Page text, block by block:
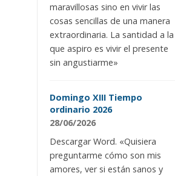
maravillosas sino en vivir las
cosas sencillas de una manera
extraordinaria. La santidad a la
que aspiro es vivir el presente
sin angustiarme»
Domingo XIII Tiempo
ordinario 2026
28/06/2026
Descargar Word. «Quisiera
preguntarme cómo son mis
amores, ver si están sanos y